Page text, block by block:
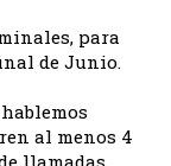
para
de Junio.
al menos 4
llamadas